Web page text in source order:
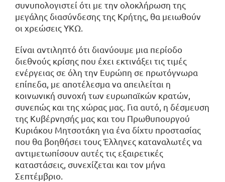
συνυπολογιστεί ότι με την ολοκλήρωση της
μεγάλης διασύνδεσης της Κρήτης, θα μειωθούν
οι χρεώσεις ΥΚΩ.
Είναι αντιληπτό ότι διανύουμε μια περίοδο
διεθνούς κρίσης που έχει εκτινάξει τις τιμές
ενέργειας σε όλη την Ευρώπη σε πρωτόγνωρα
επίπεδα, με αποτέλεσμα να απειλείται η
κοινωνική συνοχή των ευρωπαϊκών κρατών,
συνεπώς και της χώρας μας. Για αυτό, η δέσμευση
της Κυβέρνησής μας και του Πρωθυπουργού
Κυριάκου Μητσοτάκη για ένα δίχτυ προστασίας
που θα βοηθήσει τους Έλληνες καταναλωτές να
αντιμετωπίσουν αυτές τις εξαιρετικές
καταστάσεις, συνεχίζεται και τον μήνα
Σεπτέμβριο.